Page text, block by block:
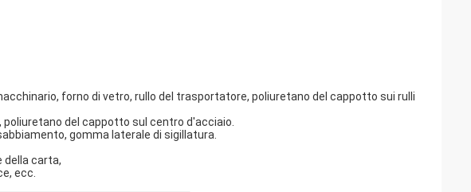
forno di vetro, rullo del trasportatore, poliuretano del cappotto sui rulli
del cappotto sul centro d'acciaio.
gomma laterale di sigillatura.
della carta,
ecc.